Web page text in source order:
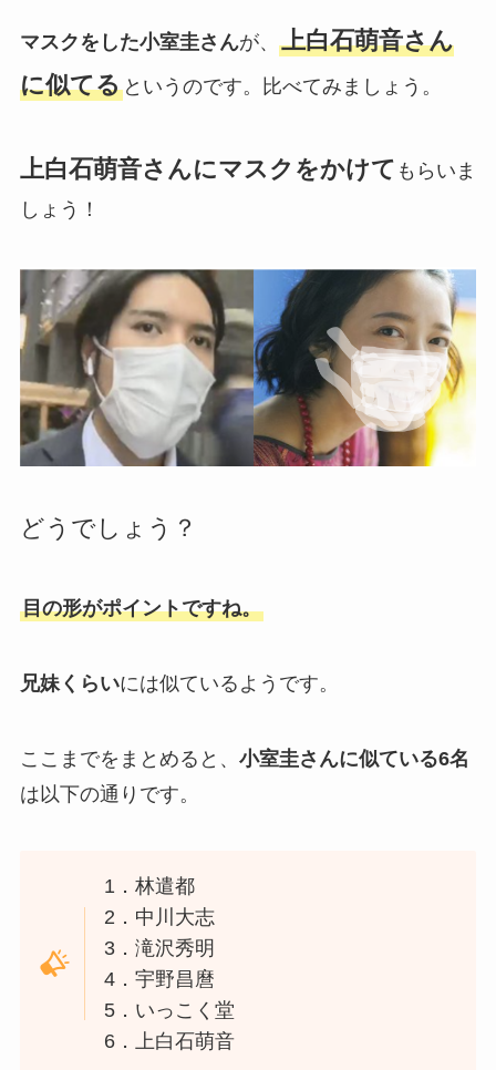
マスクをした小室圭さんが、 上白石萌音さん
に似てるというのです。比べてみましょう。
上白石萌音さんにマスクをかけて もらいま
しょう！
どうでしょう？
目の形がポイントですね。
兄妹くらいには似ているようです。
ここまでをまとめると、 小室圭さんに似ている6名
は以下の通りです。
1．林遣都
2．中川大志
3．滝沢秀明
4．宇野昌麿
5．いっこく堂
6．上白石萌音